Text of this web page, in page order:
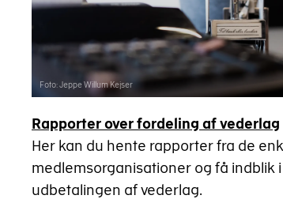
Foto: Jeppe Willum Kejser
Rapporter over fordeling af vederlag
Her kan du hente rapporter fra de
medlemsorganisationer og få indblik i
udbetalingen af vederlag.